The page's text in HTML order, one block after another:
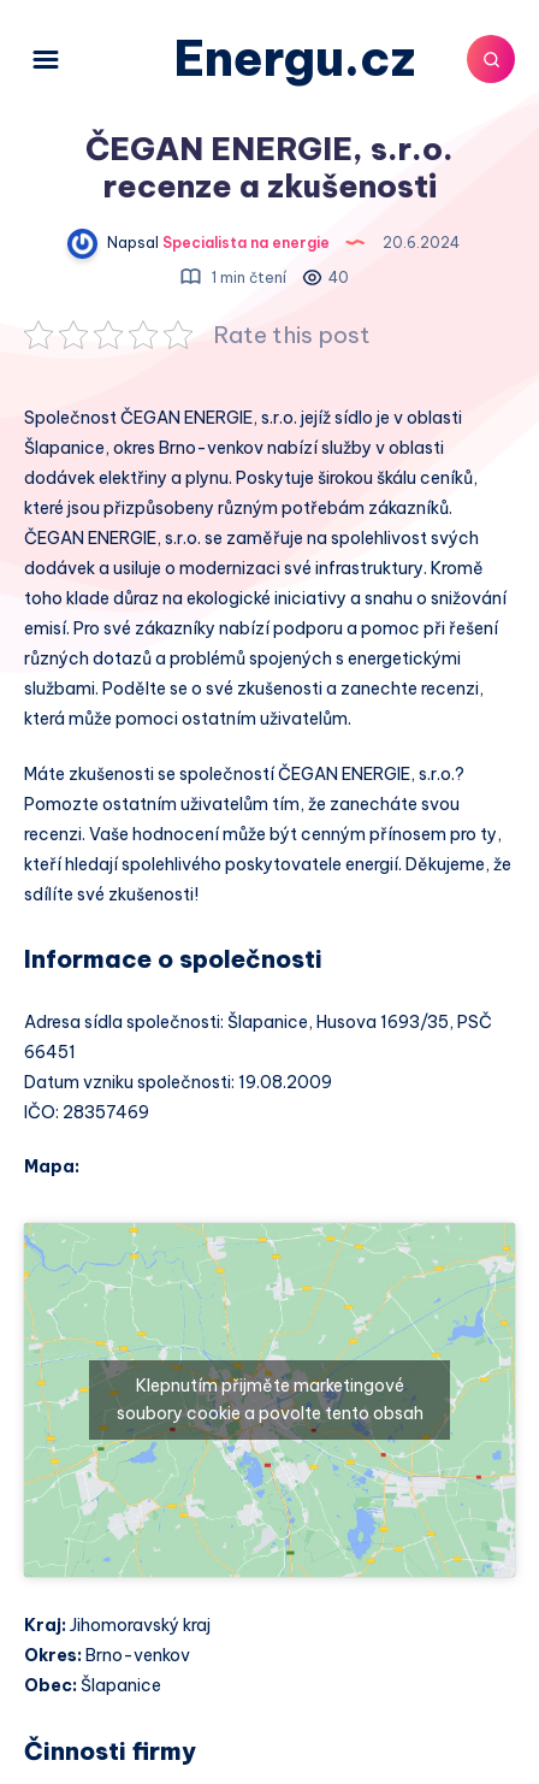
Energu.cz
ČEGAN ENERGIE, s.r.o.
recenze a zkušenosti
Napsal Specialista na energie
20.6.2024
1 min čtení
40
Rate this post
Společnost ČEGAN ENERGIE, s.r.o. jejíž sídlo je v oblasti
Šlapanice, okres Brno-venkov nabízí služby v oblasti
dodávek elektřiny a plynu. Poskytuje širokou škálu ceníků,
které jsou přizpůsobeny různým potřebám zákazníků.
ČEGAN ENERGIE, s.r.o. se zaměřuje na spolehlivost svých
dodávek a usiluje o modernizaci své infrastruktury. Kromě
toho klade důraz na ekologické iniciativy a snahu o snižování
emisí. Pro své zákazníky nabízí podporu a pomoc při řešení
různých dotazů a problémů spojených s energetickými
službami. Podělte se o své zkušenosti a zanechte recenzi,
která může pomoci ostatním uživatelům.
Máte zkušenosti se společností ČEGAN ENERGIE, s.r.o.?
Pomozte ostatním uživatelům tím, že zanecháte svou
recenzi. Vaše hodnocení může být cenným přínosem pro ty,
kteří hledají spolehlivého poskytovatele energií. Děkujeme, že
sdílíte své zkušenosti!
Informace o společnosti
Adresa sídla společnosti: Šlapanice, Husova 1693/35, PSČ
66451
Datum vzniku společnosti: 19.08.2009
IČO: 28357469
Mapa:
Klepnutím přijměte marketingové
soubory cookie a povolte tento obsah
Kraj:Jihomoravský kraj
Okres: Brno-venkov
Obec:Šlapanice
Činnosti firmy